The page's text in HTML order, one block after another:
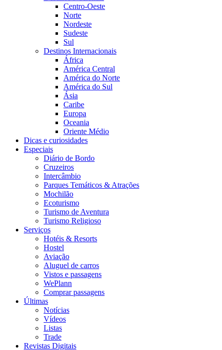
Centro-Oeste
Norte
Nordeste
Sudeste
Sul
Destinos Internacionais
África
América Central
América do Norte
América do Sul
Ásia
Caribe
Europa
Oceania
Oriente Médio
Dicas e curiosidades
Especiais
Diário de Bordo
Cruzeiros
Intercâmbio
Parques Temáticos & Atrações
Mochilão
Ecoturismo
Turismo de Aventura
Turismo Religioso
Serviços
Hotéis & Resorts
Hostel
Aviação
Aluguel de carros
Vistos e passagens
WePlann
Comprar passagens
Últimas
Notícias
Vídeos
Listas
Trade
Revistas Digitais